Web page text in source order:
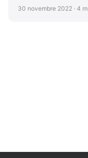
30 novembre 2022 · 4